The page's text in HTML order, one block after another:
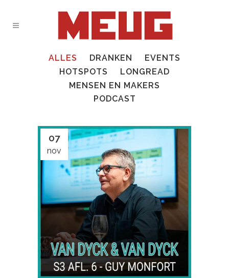
ALLES DRANKEN
EVENTS
HOTSPOTS
LONGREAD
MENSEN EN MAKERS
PODCAST
07
nov